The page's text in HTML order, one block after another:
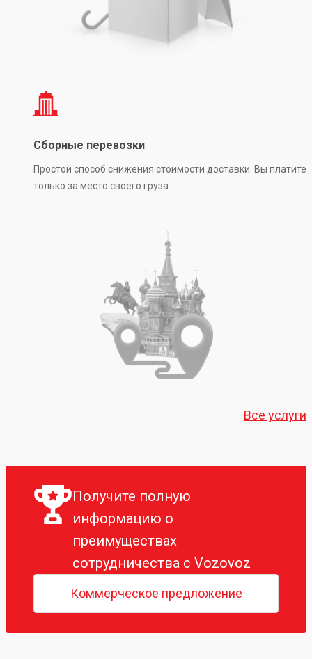
Сборные перевозки
Простой способ снижения стоимости доставки. Вы платите
только за место своего груза.
Все услуги
Получите полную
информацию о
преимуществах
сотрудничества с Vozovoz
Коммерческое предложение